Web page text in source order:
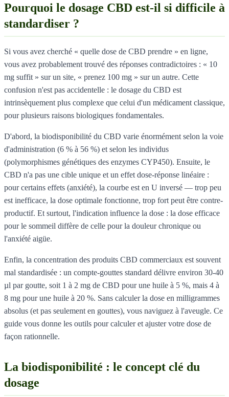
Pourquoi le dosage CBD est-il si difficile à
standardiser ?
Si vous avez cherché « quelle dose de CBD prendre » en ligne,
vous avez probablement trouvé des réponses contradictoires : « 10
mg suffit » sur un site, « prenez 100 mg » sur un autre. Cette
confusion n'est pas accidentelle : le dosage du CBD est
intrinsèquement plus complexe que celui d'un médicament classique,
pour plusieurs raisons biologiques fondamentales.
D'abord, la biodisponibilité du CBD varie énormément selon la voie
d'administration (6 % à 56 %) et selon les individus
(polymorphismes génétiques des enzymes CYP450). Ensuite, le
CBD n'a pas une cible unique et un effet dose-réponse linéaire :
pour certains effets (anxiété), la courbe est en U inversé — trop peu
est inefficace, la dose optimale fonctionne, trop fort peut être contre-
productif. Et surtout, l'indication influence la dose : la dose efficace
pour le sommeil diffère de celle pour la douleur chronique ou
l'anxiété aigüe.
Enfin, la concentration des produits CBD commerciaux est souvent
mal standardisée : un compte-gouttes standard délivre environ 30-40
µl par goutte, soit 1 à 2 mg de CBD pour une huile à 5 %, mais 4 à
8 mg pour une huile à 20 %. Sans calculer la dose en milligrammes
absolus (et pas seulement en gouttes), vous naviguez à l'aveugle. Ce
guide vous donne les outils pour calculer et ajuster votre dose de
façon rationnelle.
La biodisponibilité : le concept clé du
dosage